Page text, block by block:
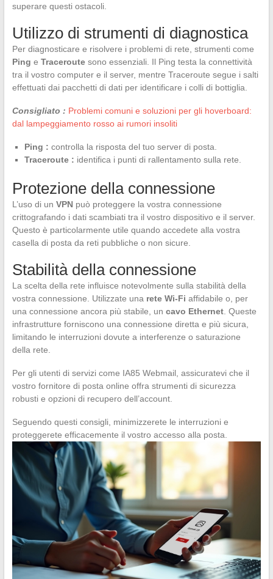
superare questi ostacoli.
Utilizzo di strumenti di diagnostica
Per diagnosticare e risolvere i problemi di rete, strumenti come
Ping e Traceroutesono essenziali. Il Ping testa la connettività
tra il vostro computer e il server, mentre Traceroute segue i salti
effettuati dai pacchetti di dati per identificare i colli di bottiglia.
Consigliato : Problemi comuni e soluzioni per gli hoverboard:
dal lampeggiamento rosso ai rumori insoliti
Ping : controlla la risposta del tuo server di posta.
Traceroute : identifica i punti di rallentamento sulla rete.
Protezione della connessione
L’uso di un VPNpuò proteggere la vostra connessione
crittografando i dati scambiati tra il vostro dispositivo e il server.
Questo è particolarmente utile quando accedete alla vostra
casella di posta da reti pubbliche o non sicure.
Stabilità della connessione
La scelta della rete influisce notevolmente sulla stabilità della
vostra connessione. Utilizzate una rete Wi-Fi affidabile o, per
una connessione ancora più stabile, un cavo Ethernet. Queste
infrastrutture forniscono una connessione diretta e più sicura,
limitando le interruzioni dovute a interferenze o saturazione
della rete.
Per gli utenti di servizi come IA85 Webmail, assicuratevi che il
vostro fornitore di posta online offra strumenti di sicurezza
robusti e opzioni di recupero dell’account.
Seguendo questi consigli, minimizzerete le interruzioni e
proteggerete efficacemente il vostro accesso alla posta.